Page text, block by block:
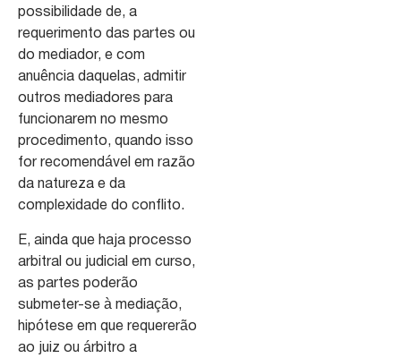
possibilidade de, a
requerimento das partes ou
do mediador, e com
anuência daquelas, admitir
outros mediadores para
funcionarem no mesmo
procedimento, quando isso
for recomendável em razão
da natureza e da
complexidade do conflito.
E, ainda que haja processo
arbitral ou judicial em curso,
as partes poderão
submeter-se à mediação,
hipótese em que requererão
ao juiz ou árbitro a